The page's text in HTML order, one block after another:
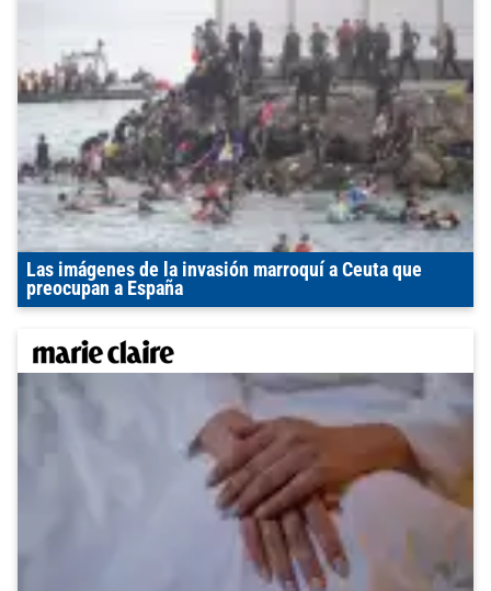
Las imágenes de la invasión marroquí a Ceuta que
preocupan a España